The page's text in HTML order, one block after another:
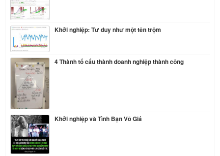
Khởi nghiệp: Tư duy như một tên trộm
4 Thành tố cấu thành doanh nghiệp thành công
Khởi nghiệp và Tình Bạn Vô Giá